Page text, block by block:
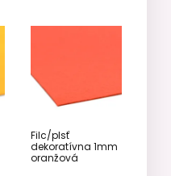
Filc/plsť
dekoratívna 1mm
oranžová